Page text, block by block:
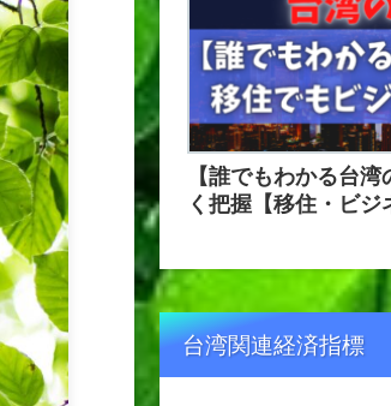
【誰でもわかる台
く把握【移住・ビジ
台湾関連経済指標